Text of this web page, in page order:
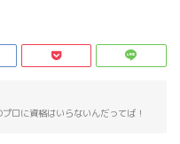
ロに資格はいらないんだってば！